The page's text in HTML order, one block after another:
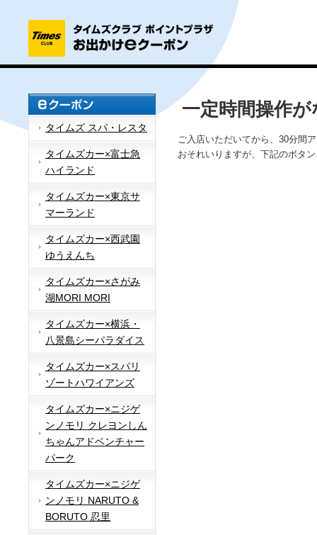
タイムズ スパ・レスタ
タイムズカー×富士急
ハイランド
タイムズカー×東京サ
マーランド
タイムズカー×西武園
ゆうえんち
タイムズカー×さがみ
湖MORI MORI
タイムズカー×横浜・
八景島シーパラダイス
タイムズカー×スパリ
ゾートハワイアンズ
タイムズカー×ニジゲ
ンノモリ クレヨンしん
ちゃんアドベンチャー
パーク
タイムズカー×ニジゲ
ンノモリ NARUTO &
BORUTO 忍里
一定時間操作
ご入店いただいてから、30分間
おそれいりますが、下記のボタ